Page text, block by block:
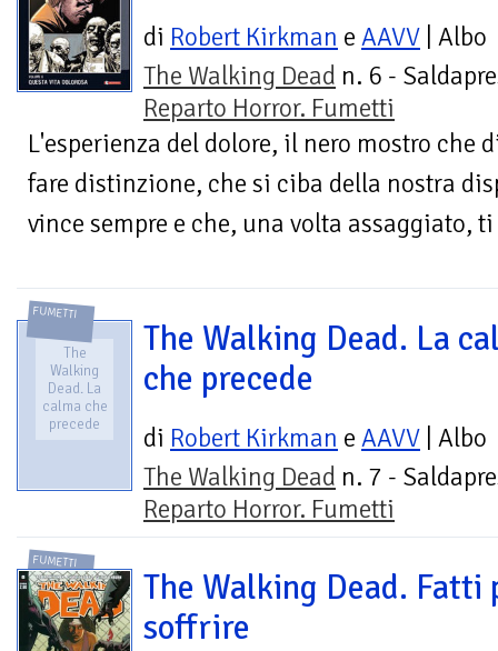
di Robert Kirkman e AAVV | Albo
The Walking Dead n. 6 -
Reparto Horror. Fumetti
L'esperienza del dolore, il nero mostro che
fare distinzione, che si ciba della nostra
vince sempre e che, una volta assaggiato,
FUMETTI
The
Walking
Dead. La
calma che
precede
The Walking Dead. La
che precede
di Robert Kirkman e AAVV | Albo
The Walking Dead n. 7 -
Reparto Horror. Fumetti
FUMETTI
The Walking Dead. Fatti
soffrire